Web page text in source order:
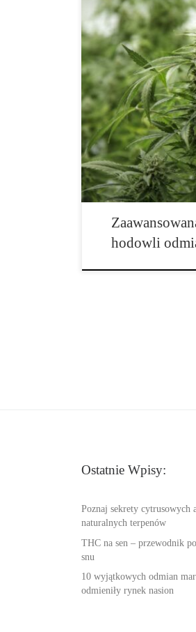
Najbardziej innowacyjne
ostatnich latach
wyobrażenie o hodowli
wszystkim na
egzemplarzy oraz
znaczenie mają […]
hodowli
Ostatnie Wpisy:
Poznaj sekrety
naturalnych terpenów
THC na sen – przewodnik
snu
10 wyjątkowych odmian
odmieniły rynek nasion